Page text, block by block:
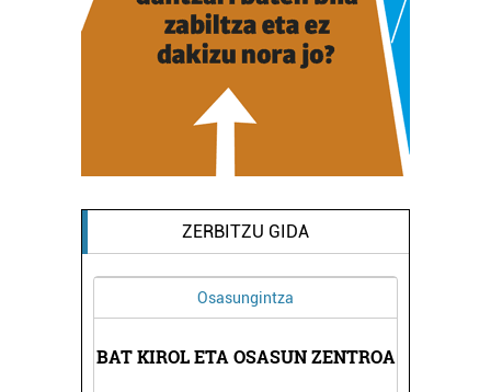
ZERBITZU GIDA
Osasungintza
BAT KIROL ETA OSASUN ZENTROA